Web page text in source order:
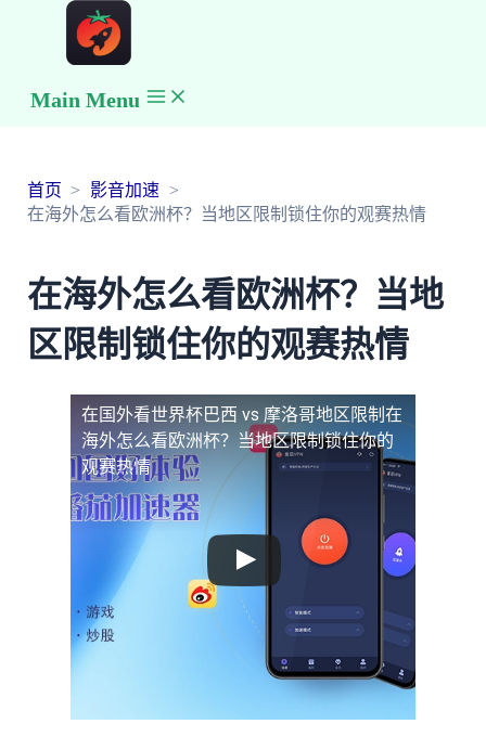
Main Menu
首页
影音加速
在海外怎么看欧洲杯？当地区限制锁住你的观赛热情
在海外怎么看欧洲杯？当地
区限制锁住你的观赛热情
在国外看世界杯巴西 vs 摩洛哥地区限制 在
海外怎么看欧洲杯？当地区限制锁住你的
观赛热情